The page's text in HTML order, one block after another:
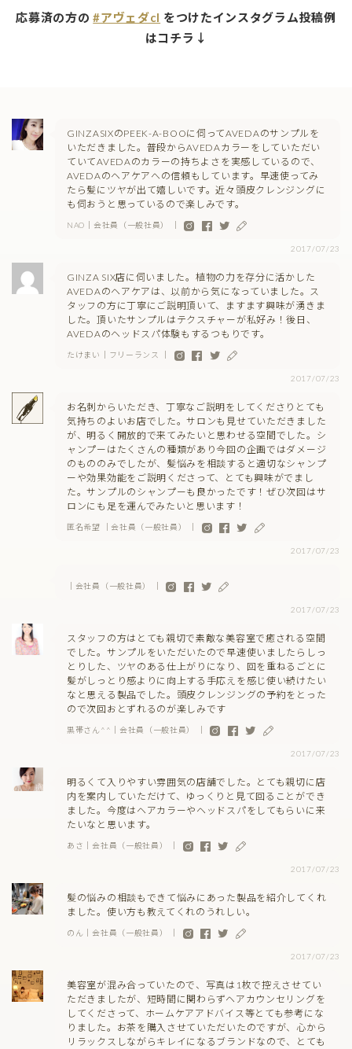
応募済の方の#アヴェダcl をつけたインスタグラム投稿例
はコチラ↓
GINZASIXのPEEK-A-BOOに伺ってAVEDAのサンプルを
いただきました。普段からAVEDAカラーをしていただい
ていてAVEDAのカラーの持ちよさを実感しているので、
AVEDAのヘアケアへの信頼もしています。早速使ってみ
たら髪にツヤが出て嬉しいです。近々頭皮クレンジングに
も伺おうと思っているので楽しみです。
NAO｜会社員（一般社員） ｜
2017/07/23
GINZA SIX店に伺いました。植物の力を存分に活かした
AVEDAのヘアケアは、以前から気になっていました。ス
タッフの方に丁寧にご説明頂いて、ますます興味が湧きま
した。頂いたサンプルはテクスチャーが私好み！後日、
AVEDAのヘッドスパ体験もするつもりです。
たけまい｜フリーランス ｜
2017/07/23
お名刺からいただき、丁寧なご説明をしてくださりとても
気持ちのよいお店でした。サロンも見せていただきました
が、明るく開放的で来てみたいと思わせる空間でした。シ
ャンプーはたくさんの種類があり今回の企画ではダメージ
のもののみでしたが、髪悩みを相談すると適切なシャンプ
ーや効果効能をご説明くださって、とても興味がでまし
た。サンプルのシャンプーも良かったです！ぜひ次回はサ
ロンにも足を運んでみたいと思います！
匿名希望 ｜会社員（一般社員） ｜
2017/07/23
｜会社員（一般社員） ｜
2017/07/23
スタッフの方はとても親切で素敵な美容室で癒される空間
でした。サンプルをいただいたので早速使いましたらしっ
とりした、ツヤのある仕上がりになり、回を重ねるごとに
髪がしっとり感よりに向上する手応えを感じ使い続けたい
なと思える製品でした。頭皮クレンジングの予約をとった
ので次回おとずれるのが楽しみです
黒帯さん^^｜会社員（一般社員） ｜
2017/07/23
明るくて入りやすい雰囲気の店舗でした。とても親切に店
内を案内していただけて、ゆっくりと見て回ることができ
ました。今度はヘアカラーやヘッドスパをしてもらいに来
たいなと思います。
あさ｜会社員（一般社員） ｜
2017/07/23
髪の悩みの相談もできて悩みにあった製品を紹介してくれ
ました。使い方も教えてくれのうれしい。
のん｜会社員（一般社員） ｜
2017/07/23
美容室が混み合っていたので、写真は1枚で控えさせてい
ただきましたが、短時間に関わらずヘアカウンセリングを
してくださって、ホームケアアドバイス等とても参考にな
りました。お茶を購入させていただいたのですが、心から
リラックスしながらキレイになるブランドなので、とても